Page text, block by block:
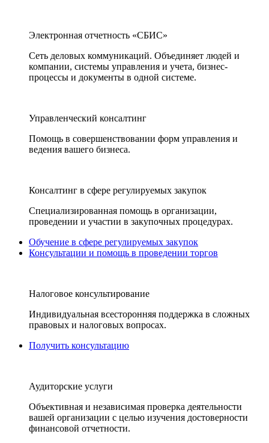
Электронная отчетность «СБИС»
Сеть деловых коммуникаций. Объединяет людей и
компании, системы управления и учета, бизнес-
процессы и документы в одной системе.
Управленческий консалтинг
Помощь в совершенствовании форм управления и
ведения вашего бизнеса.
Консалтинг в сфере регулируемых закупок
Специализированная помощь в организации,
проведении и участии в закупочных процедурах.
Обучение в сфере регулируемых закупок
Консультации и помощь в проведении торгов
Налоговое консультирование
Индивидуальная всесторонняя поддержка в сложных
правовых и налоговых вопросах.
Получить консультацию
Аудиторские услуги
Объективная и независимая проверка деятельности
вашей организации с целью изучения достоверности
финансовой отчетности.